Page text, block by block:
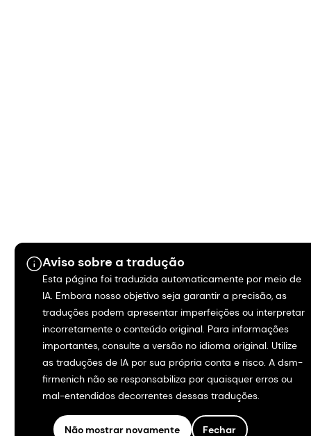
Aviso sobre a tradução
Esta página foi traduzida automaticamente por meio de
IA. Embora nosso objetivo seja garantir a precisão, as
traduções podem apresentar imperfeições ou interpretar
incorretamente o conteúdo original. Para informações
importantes, consulte a versão no idioma original. Utilize
as traduções de IA por sua própria conta e risco. A dsm-
firmenich não se responsabiliza por quaisquer erros ou
mal-entendidos decorrentes dessas traduções.
Não mostrar novamente Fechar